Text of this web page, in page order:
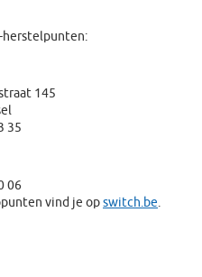
herstelpunten:
145
35
06
vind je opswitch.be